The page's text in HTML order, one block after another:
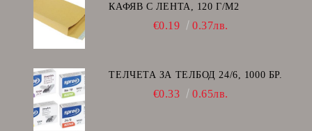
КАФЯВ С ЛЕНТА, 120 Г/М2
€0.19 0.37лв.
ТЕЛЧЕТА ЗА ТЕЛБОД 24/6, 1000 БР.
€0.33 0.65лв.